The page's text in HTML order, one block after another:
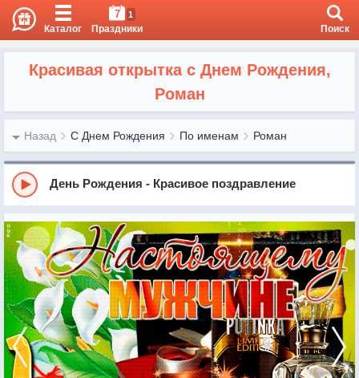
Каталог
7 1
Праздники Поиск
Красивая открытка с Днем Рождения,
Роман
Назад С Днем Рождения По именам Роман
День Рождения - Красивое поздравление